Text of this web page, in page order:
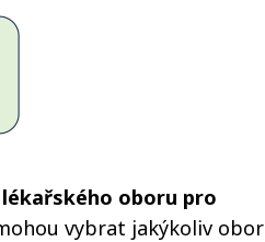
oboru pro
vybrat jakýkoliv obor